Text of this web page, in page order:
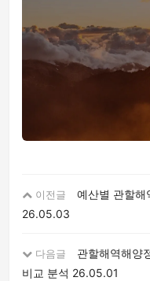
이전글
예산별 관할해
26.05.03
다음글
관할해역해양
비교 분석 26.05.01